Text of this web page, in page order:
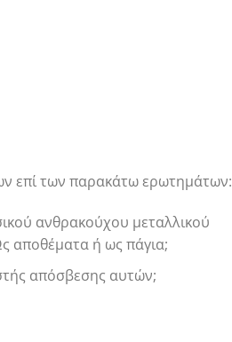
επί των παρακάτω ερωτημάτων:
ανθρακούχου μεταλλικού
αποθέματα ή ως πάγια;
απόσβεσης αυτών;